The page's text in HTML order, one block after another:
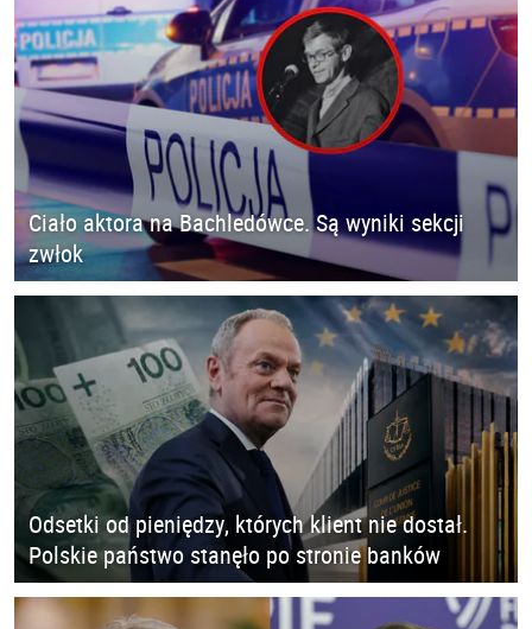
Ciało aktora na Bachledówce. Są wyniki sekcji
zwłok
Odsetki od pieniędzy, których klient nie dostał.
Polskie państwo stanęło po stronie banków